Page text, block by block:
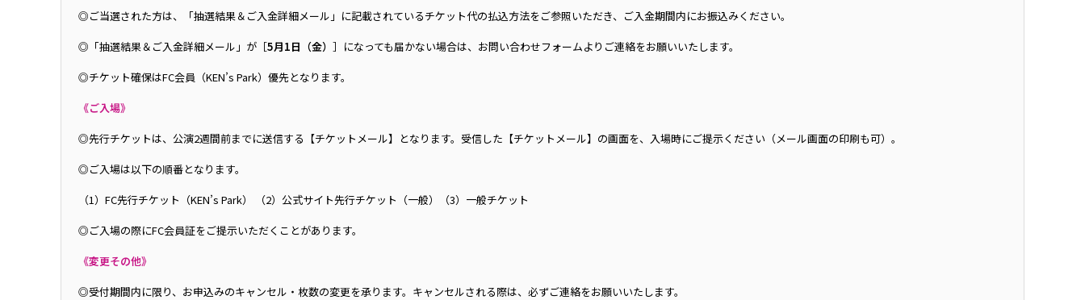
◎ご当選された方は、「抽選結果＆ご入金詳細メール」に記載されているチケット代の払込方法をご参照いただき、ご入金期間内にお振込みください。
◎「抽選結果＆ご入金詳細メール」が［5月1日（金） ］になっても届かない場合は、お問い合わせフォームよりご連絡をお願いいたします。
◎チケット確保はFC会員（KEN’s Park）優先となります。
《ご入場》
◎先行チケットは、公演2週間前までに送信する【チケットメール】となります。受信した【チケットメール】の画面を、入場時にご提示ください（メール画面の印刷も可）。
◎ご入場は以下の順番となります。
（1）FC先行チケット（KEN’s Park） （2）公式サイト先行チケット（一般）（3）一般チケット
◎ご入場の際にFC会員証をご提示いただくことがあります。
《変更その他》
◎受付期間内に限り、お申込みのキャンセル・枚数の変更を承ります。キャンセルされる際は、必ずご連絡をお願いいたします。